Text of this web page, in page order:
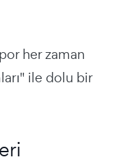
her zaman
ile dolu bir